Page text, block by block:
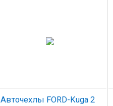
Авточехлы FORD-Kuga 2